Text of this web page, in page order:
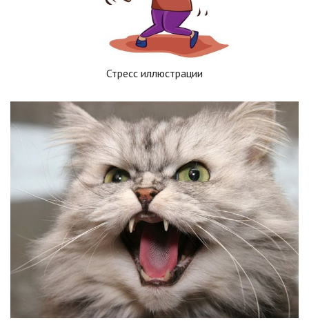
Стресс иллюстрации